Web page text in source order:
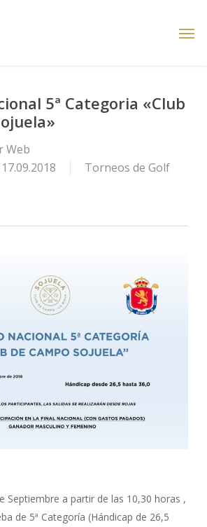
5ª Categoria «Club
Web
17.09.2018 Torneos de Golf
Septiembre a partir de las 10,30 horas ,
de 5ª Categoría (Hándicap de 26,5